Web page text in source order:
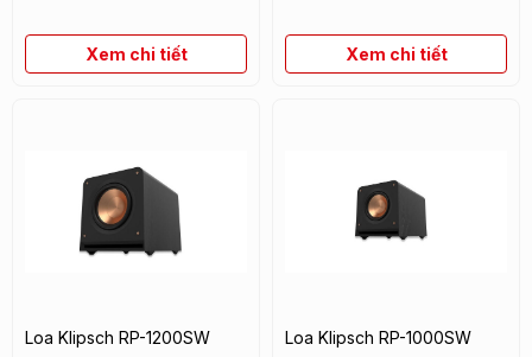
Xem chi tiết Xem chi tiết
Loa Klipsch RP-1200SW Loa Klipsch RP-1000SW